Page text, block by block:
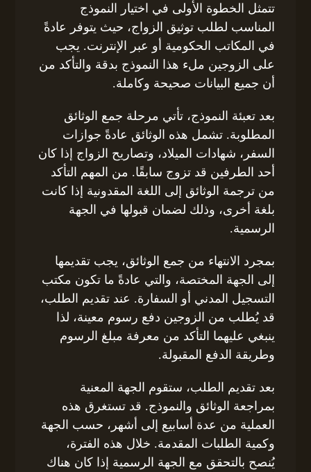
تتمثل الخطوة الأولى في اختيار النموذج
المناسب لطلب توثيق الزواج، حيث يتوفر عادةً
في المكاتب الحكومية أو عبر الإنترنت. يجب
على الزوجين ملء هذا النموذج بدقة والتأكد من
أن جميع البيانات صحيحة وكاملة.
بعد تعبئة النموذج، تأتي مرحلة جمع الوثائق
المطلوبة. تشمل هذه الوثائق عادةً جوازات
السفر، شهادات الميلاد، وتصاريح الزواج إذا كان
أحد الطرفين قد تزوج سابقًا. من المهم التأكد
من ترجمة الوثائق إلى اللغة المقدونية إذا كانت
بلغة أخرى، وذلك لضمان قبولها في الجهة
الرسمية.
بمجرد الانتهاء من جمع الوثائق، يجب تقديمها
إلى الجهة المختصة، والتي عادةً ما تكون مكتب
التسجيل المدني أو السفارة. عند تقديم الطلب،
قد يُطلب من الزوجين دفع رسوم معينة، لذا
ينبغي عليهما التأكد من معرفة مبلغ الرسوم
وطريقة الدفع المقبولة.
بعد تقديم الطلب، ستقوم الجهة المعنية
بمراجعة الوثائق والنموذج. قد تستغرق هذه
العملية من عدة أسابيع إلى أشهر، حسب الجهة
وكمية الطلبات المقدمة. خلال هذه الفترة،
يُنصح بالتحقق مع الجهة الرسمية إذا كان هناك